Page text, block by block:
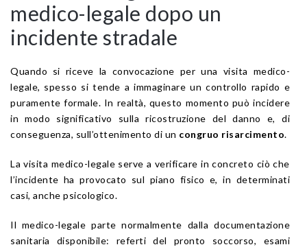
medico-legale dopo un
incidente stradale
Quando si riceve la convocazione per una visita medico-
legale, spesso si tende a immaginare un controllo rapido e
puramente formale. In realtà, questo momento può incidere
in modo significativo sulla ricostruzione del danno e, di
conseguenza, sull’ottenimento di un congruo risarcimento.
La visita medico-legale serve a verificare in concreto ciò che
l’incidente ha provocato sul piano fisico e, in determinati
casi, anche psicologico.
Il medico-legale parte normalmente dalla documentazione
sanitaria disponibile: referti del pronto soccorso, esami